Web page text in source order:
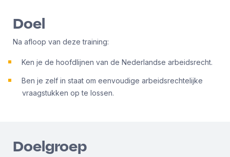
Doel
Na afloop van deze training:
Ken je de hoofdlijnen van de Nederlandse arbeidsrecht.
Ben je zelf in staat om eenvoudige arbeidsrechtelijke
vraagstukken op te lossen.
Doelgroep